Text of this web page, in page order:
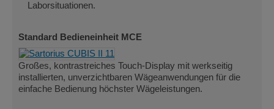
Laborsituationen.
Standard Bedieneinheit MCE
Großes, kontrastreiches Touch-Display mit werkseitig
installierten, unverzichtbaren Wägeanwendungen für die
einfache Bedienung höchster Wägeleistungen.